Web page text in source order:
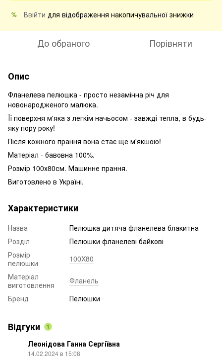
% Ввійти для відображення накопичувальної знижки
До обраного Порівняти
Опис
Фланелева пелюшка - просто незамінна річ для
новонародженого малюка.
Її поверхня м'яка з легкім начьосом - завжді тепла, в будь-
яку пору року!
Після кожного прання вона стає ще м'якшою!
Матеріал - бавовна 100%.
Розмір 100х80см. Машинне прання.
Виготовлено в Україні.
Характеристики
Назва
Пелюшка дитяча фланелева блакитна
Розділ
Пелюшки фланелеві байкові
Розмір
пелюшки
100X80
Матеріал
виготовлення
Фланель
Бренд
Пелюшки
Відгуки 1
Леонідова Ганна Сергіївна
14.02.2024 в 15:08